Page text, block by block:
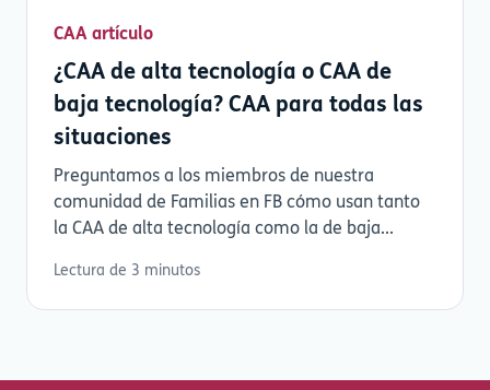
CAA artículo
¿CAA de alta tecnología o CAA de
baja tecnología? CAA para todas las
situaciones
Preguntamos a los miembros de nuestra
comunidad de Familias en FB cómo usan tanto
la CAA de alta tecnología como la de baja...
Lectura de 3 minutos